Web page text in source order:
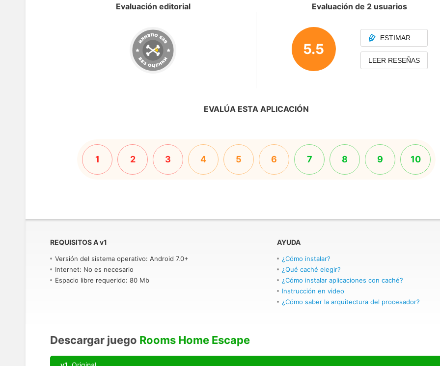
Evaluación editorial Evaluación de 2 usuarios
5.5
ESTIMAR
LEER RESEÑAS
EVALÚA ESTA APLICACIÓN
1 2 3 4 5 6 7 8 9 10
REQUISITOS Av1
Versión del sistema operativo: Android 7.0+
Internet: No es necesario
Espacio libre requerido: 80 Mb
AYUDA
¿Cómo instalar?
¿Qué caché elegir?
¿Cómo instalar aplicaciones con caché?
Instrucción en video
¿Cómo saber la arquitectura del procesador?
Descargar juego Rooms Home Escape